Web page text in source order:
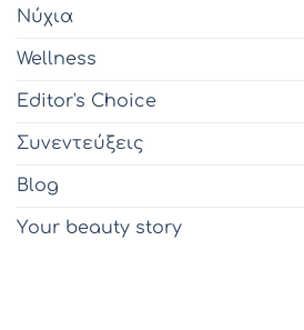
Νύχια
Wellness
Editor's Choice
Συνεντεύξεις
Blog
Υour beauty story